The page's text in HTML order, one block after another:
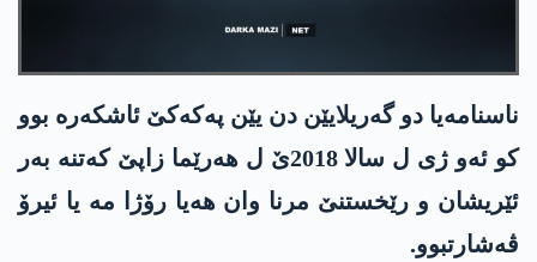
ناسنامه‌یا دو گه‌ریلایێن دن یێن په‌كه‌كێ ئاشكه‌ره‌ بوو
كو ئه‌و ژی ل سالا 2018ێ ل هه‌رێما زاپێ كه‌تنه‌ به‌ر
ئێریشان و رێخستنێ مرنا وان هه‌یا رۆژا مه‌ یا ئیرۆ
ڤه‌شارتبوو.